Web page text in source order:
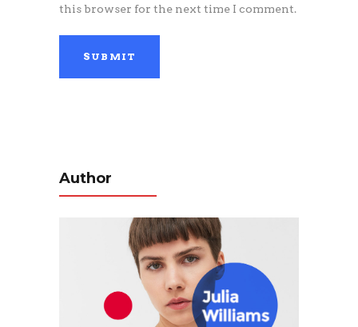
this browser for the next time I comment.
Author